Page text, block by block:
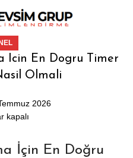
Icin En Dogru Timer
Olmali
2026
kapalı
İçin En Doğru